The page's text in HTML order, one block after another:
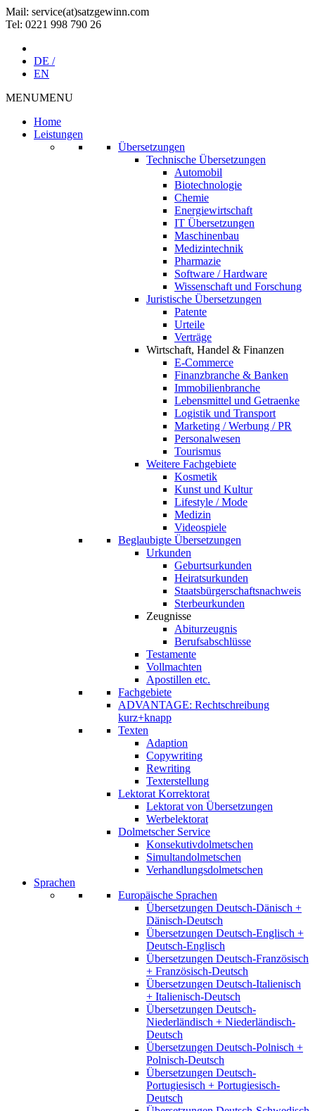
Mail: service(at)satz­gewinn.com
Tel: 0221 998 790 26
DE /
EN
MENUMENU
Home
Leistungen
Übersetzungen
Technische Übersetzungen
Automobil
Biotechnologie
Chemie
Energiewirtschaft
IT Übersetzungen
Maschinenbau
Medizintechnik
Pharmazie
Software / Hardware
Wissenschaft und Forschung
Juristische Übersetzungen
Patente
Urteile
Verträge
Wirtschaft, Handel & Finanzen
E-Commerce
Finanzbranche & Banken
Immobilienbranche
Lebensmittel und Getraenke
Logistik und Transport
Marketing / Werbung / PR
Personalwesen
Tourismus
Weitere Fachgebiete
Kosmetik
Kunst und Kultur
Lifestyle / Mode
Medizin
Videospiele
Beglaubigte Übersetzungen
Urkunden
Geburtsurkunden
Heiratsurkunden
Staatsbürgerschaftsnachweis
Sterbeurkunden
Zeugnisse
Abiturzeugnis
Berufsabschlüsse
Testamente
Vollmachten
Apostillen etc.
Fachgebiete
ADVANTAGE: Rechtschreibung
kurz+knapp
Texten
Adaption
Copywriting
Rewriting
Texterstellung
Lektorat Korrektorat
Lektorat von Übersetzungen
Werbelektorat
Dolmetscher Service
Konsekutivdolmetschen
Simultandolmetschen
Verhandlungsdolmetschen
Sprachen
Europäische Sprachen
Übersetzungen Deutsch-Dänisch +
Dänisch-Deutsch
Übersetzungen Deutsch-Englisch +
Deutsch-Englisch
Übersetzungen Deutsch-Französisch
+ Französisch-Deutsch
Übersetzungen Deutsch-Italienisch
+ Italienisch-Deutsch
Übersetzungen Deutsch-
Niederländisch + Niederländisch-
Deutsch
Übersetzungen Deutsch-Polnisch +
Polnisch-Deutsch
Übersetzungen Deutsch-
Portugiesisch + Portugiesisch-
Deutsch